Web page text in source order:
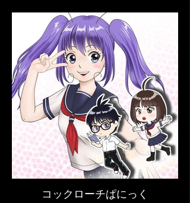
コックローチぱにっく